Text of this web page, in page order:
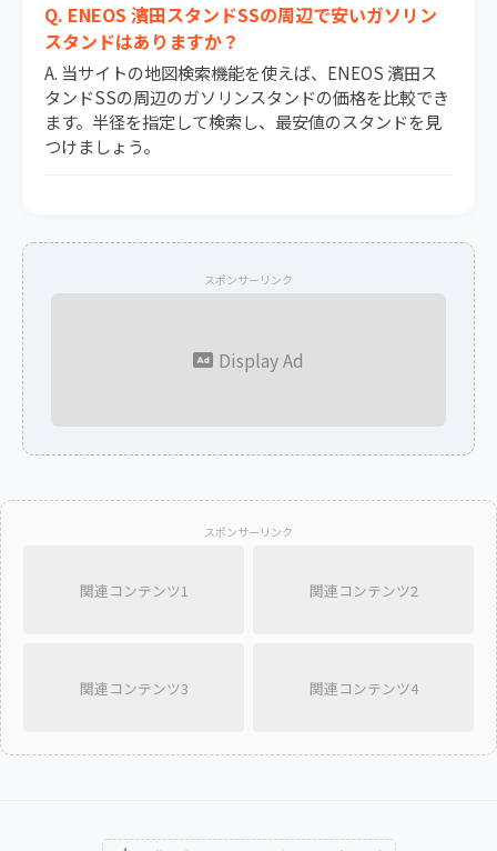
Q. ENEOS 濱田スタンドSSの周辺で安いガソリン
スタンドはありますか？
A. 当サイトの地図検索機能を使えば、ENEOS 濱田ス
タンドSSの周辺のガソリンスタンドの価格を比較でき
ます。半径を指定して検索し、最安値のスタンドを見
つけましょう。
スポンサーリンク
Display Ad
スポンサーリンク
関連コンテンツ1 関連コンテンツ2
関連コンテンツ3 関連コンテンツ4